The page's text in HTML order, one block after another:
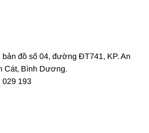
đồ số 04, đường ĐT741, KP. An
Cát, Bình Dương.
029 193